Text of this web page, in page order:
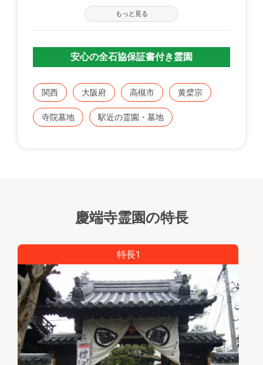
僧道昭が創建し、法相宗に属して景瑞寺と呼ばれてい
たと伝えられています。江戸時代初期には、景瑞庵と
呼ばれ荒廃していましたが、寛文元年（１６６１）
頃、普門寺の龍溪が再興しました。
境内には、後水尾法皇の歯や仏舎利を納めた聖歯塔、
して、後水尾法皇の勅書をはじめ、後光明天皇の綸旨
（りんじ）や隠元・龍溪などの真筆が伝えられていま
す。
昭和６１年に本堂から見つかった木造菩薩坐像は、８
■宗旨・宗派
黄檗宗（墓地申込みには宗旨、宗派問わず）
もっと見る
安心の全石協保証書付き霊園
関西 大阪府 高槻市 黄檗宗
寺院墓地 駅近の霊園・墓地
慶端寺霊園の特長
特長1